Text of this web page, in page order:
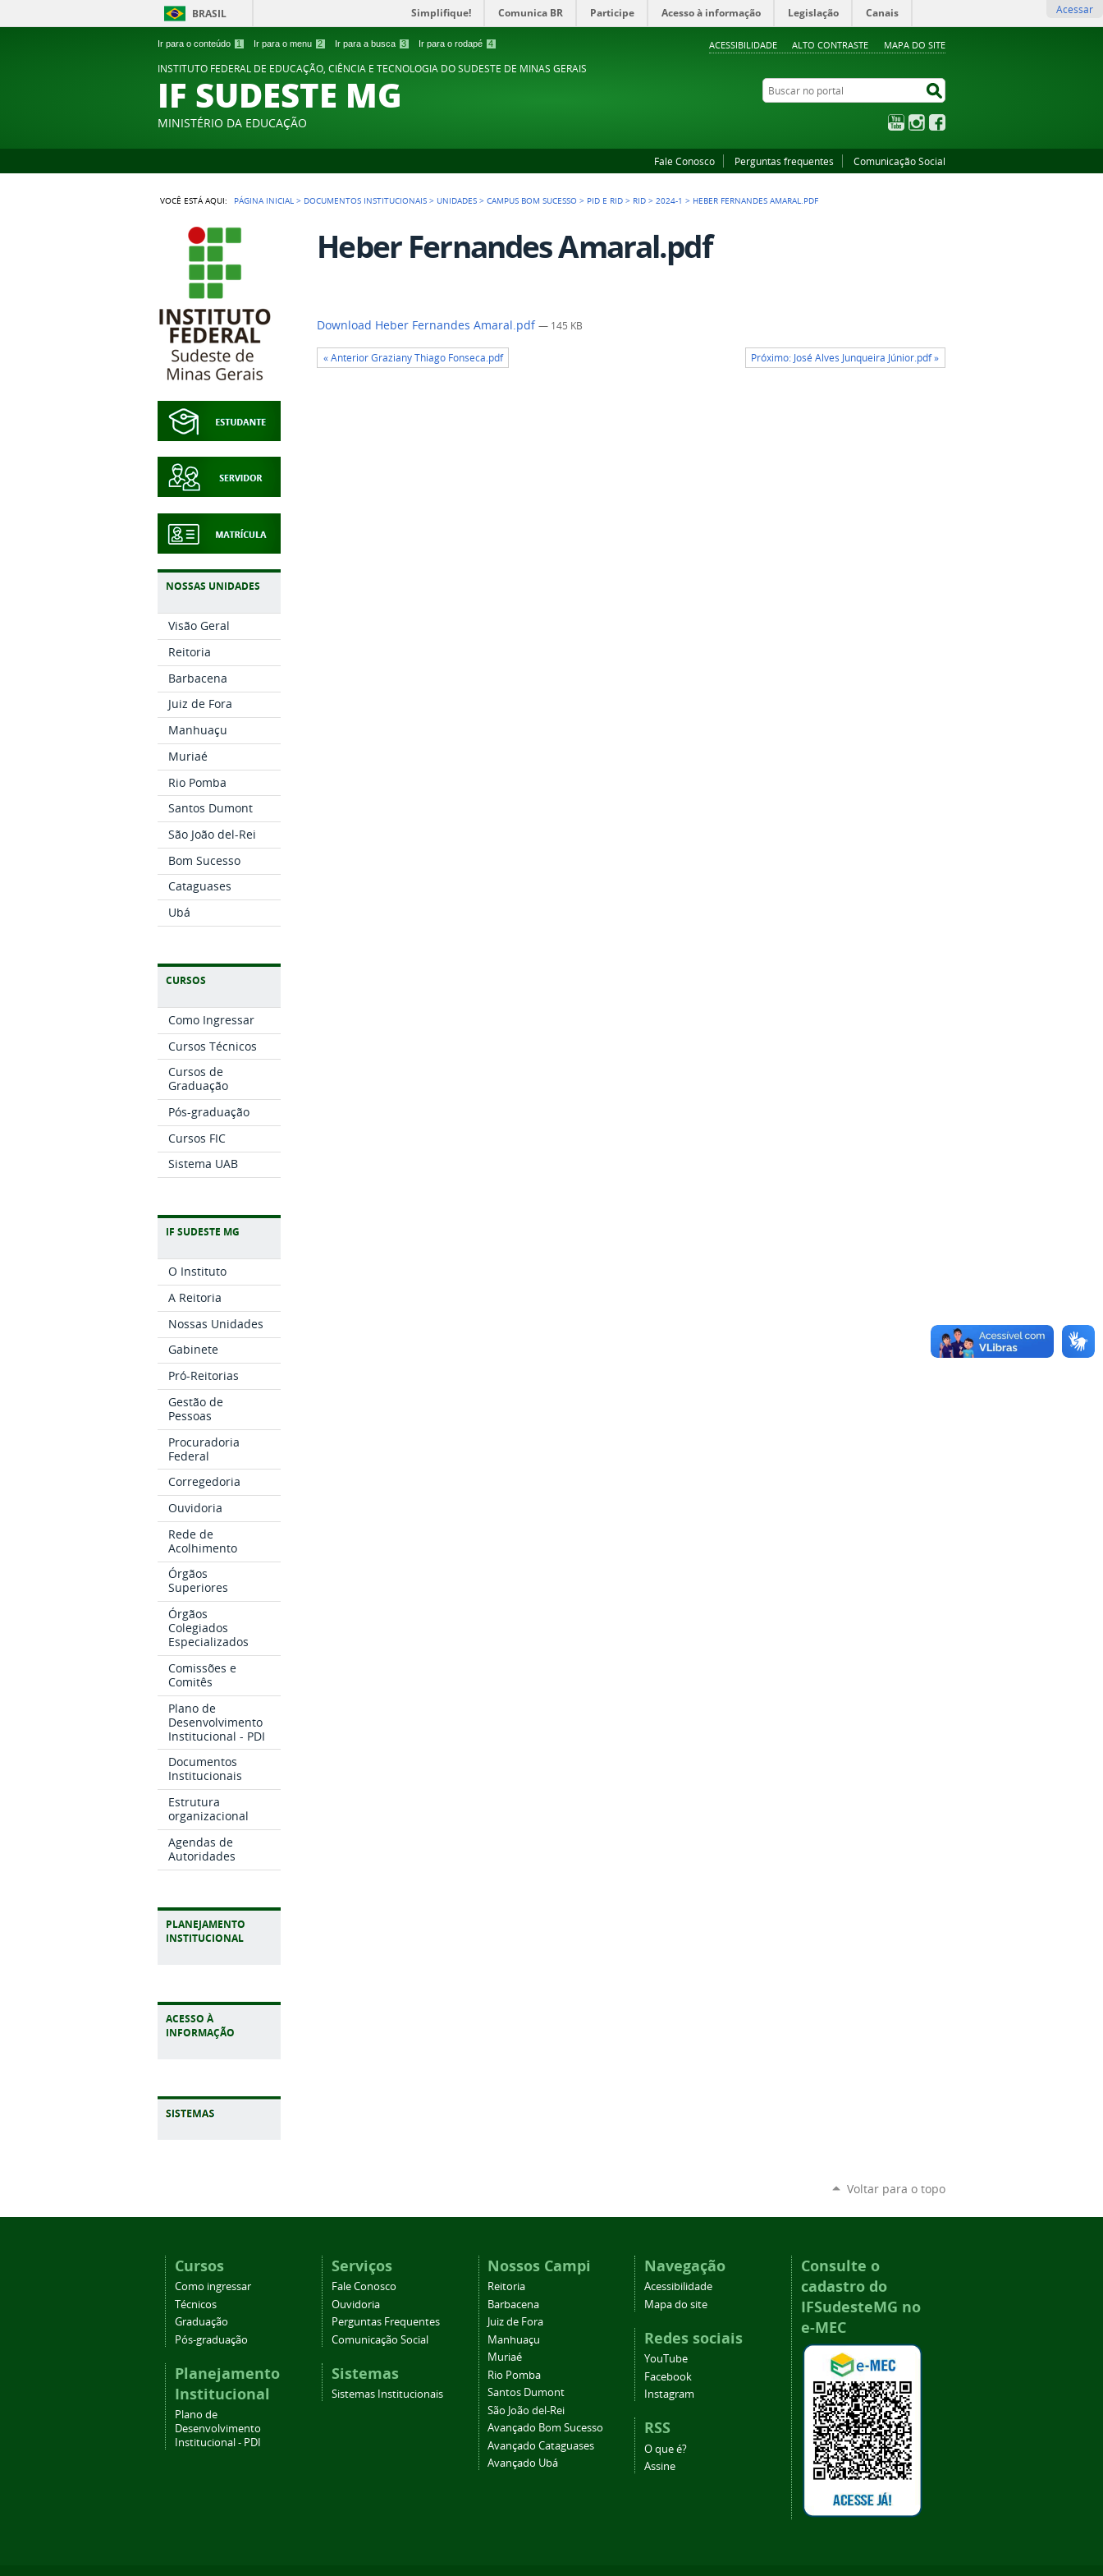
Ir para o conteúdo 1 Ir para o menu 2 Ir para a busca 3 Ir para o rodapé 4 ACESSIBILIDADE ALTO CONTRASTE MAPA DO SITE
BRASIL Simplifique! Comunica BR Participe Acesso à informação Legislação Canais Acessar
INSTITUTO FEDERAL DE EDUCAÇÃO, CIÊNCIA E TECNOLOGIA DO SUDESTE DE MINAS GERAIS
IF SUDESTE MG
MINISTÉRIO DA EDUCAÇÃO
Buscar no portal
YouTubeInstagram
Fale Conosco Perguntas frequentes Comunicação Social
VOCÊ ESTÁ AQUI: PÁGINA INICIAL > DOCUMENTOS INSTITUCIONAIS > UNIDADES >CAMPUS BOM SUCESSO > PID E RID > RID >2024-1 > HEBER FERNANDES AMARAL.PDF
NOSSAS UNIDADES
Visão Geral
Reitoria
Barbacena
Juiz de Fora
Manhuaçu
Muriaé
Rio Pomba
Santos Dumont
São João del-Rei
Bom Sucesso
Cataguases
Ubá
CURSOS
Como Ingressar
Cursos Técnicos
Cursos de
Graduação
Pós-graduação
Cursos FIC
Sistema UAB
IF SUDESTE MG
O Instituto
A Reitoria
Nossas Unidades
Gabinete
Pró-Reitorias
Gestão de
Pessoas
Procuradoria
Federal
Corregedoria
Ouvidoria
Rede de
Acolhimento
Órgãos
Superiores
Órgãos
Colegiados
Especializados
Comissões e
Comitês
Plano de
Desenvolvimento
Institucional - PDI
Documentos
Institucionais
Estrutura
organizacional
Agendas de
Autoridades
PLANEJAMENTO
INSTITUCIONAL
ACESSO À
INFORMAÇÃO
Heber Fernandes Amaral.pdf
Download Heber Fernandes Amaral.pdf— 145 KB
« Anterior Graziany Thiago Fonseca.pdf Próximo: José Alves Junqueira Júnior.pdf »
Voltar para o topo
Cursos
Como ingressar
Técnicos
Graduação
Pós-graduação
Planejamento
Institucional
Plano de
Desenvolvimento
Institucional - PDI
Serviços
Fale Conosco
Ouvidoria
Perguntas Frequentes
Comunicação Social
Sistemas
Sistemas Institucionais
Nossos Campi
Reitoria
Barbacena
Juiz de Fora
Manhuaçu
Muriaé
Rio Pomba
Santos Dumont
São João del-Rei
Avançado Bom Sucesso
Avançado Cataguases
Avançado Ubá
Navegação
Acessibilidade
Mapa do site
Redes sociais
YouTube
Facebook
Instagram
RSS
O que é?
Assine
Consulte o
cadastro do
IFSudesteMG no
e-MEC